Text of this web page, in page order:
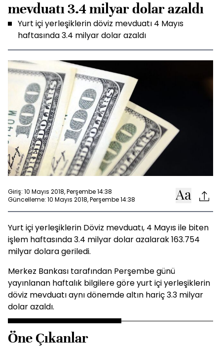
mevduatı 3.4 milyar dolar azaldı
Yurt içi yerleşiklerin döviz mevduatı 4 Mayıs
haftasında 3.4 milyar dolar azaldı
Giriş: 10 Mayıs 2018, Perşembe 14:38
Güncelleme: 10 Mayıs 2018, Perşembe 14:38
Yurt içi yerleşiklerin Döviz mevduatı, 4 Mayıs ile biten
işlem haftasında 3.4 milyar dolar azalarak 163.754
milyar dolara geriledi.
Merkez Bankası tarafından Perşembe günü
yayınlanan haftalık bilgilere göre yurt içi yerleşiklerin
döviz mevduatı aynı dönemde altın hariç 3.3 milyar
dolar azaldı.
Öne Çıkanlar